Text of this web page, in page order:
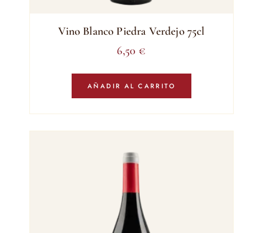
Vino Blanco Piedra Verdejo 75cl
6,50 €
AÑADIR AL CARRITO